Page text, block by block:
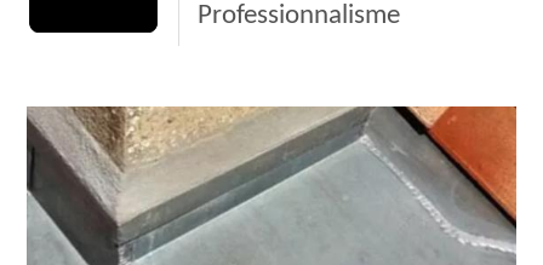
Professionnalisme